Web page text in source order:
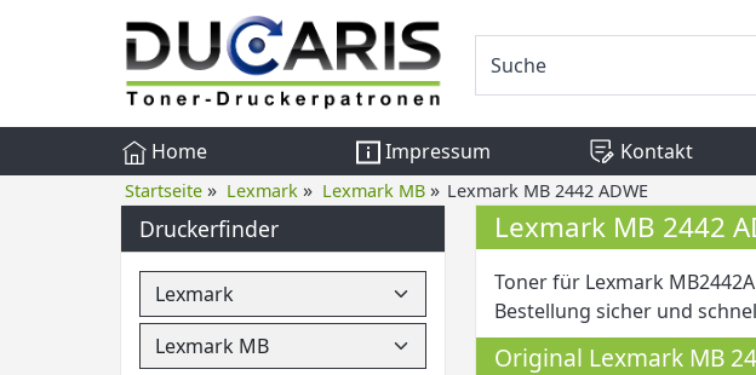
Home Impressum Kontakt
Startseite » Lexmark » Lexmark MB » Lexmark MB 2442 ADWE
Druckerfinder Lexmark MB 2442
Toner für Lexmark
Bestellung sicher und
Original Lexmark MB